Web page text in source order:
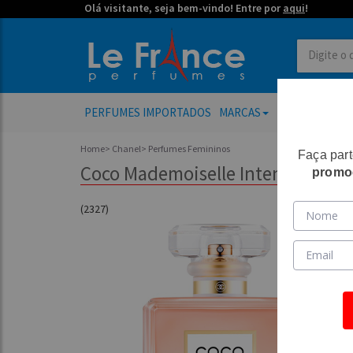
Olá visitante, seja bem-vindo! Entre poraqui!
PERFUMES IMPORTADOS MARCAS PERFUMES
Home> Chanel> Perfumes Femininos
Coco Mademoiselle Intense
(2327)
Faça